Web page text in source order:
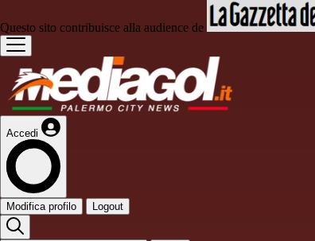
Questo sito contribuisce alla audience de
Accedi
Modifica profilo Logout